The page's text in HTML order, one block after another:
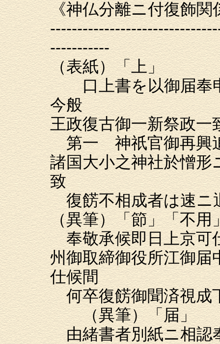
《神仏分離ニ付復飾関
-----------
（表紙）「上」
口上書を以御届奉
今般
王政復古御一新祭政一
第一 神祇官御再興
諸国大小之神社於憎形
致
復餝不相成者は速ニ
（異筆）「節」「不用
奉敬承候即日上京可
州御取締御役所江御届
仕候間
何卒復餝御聞済視成
（異筆）「届」
由緒書者別紙ニ相認